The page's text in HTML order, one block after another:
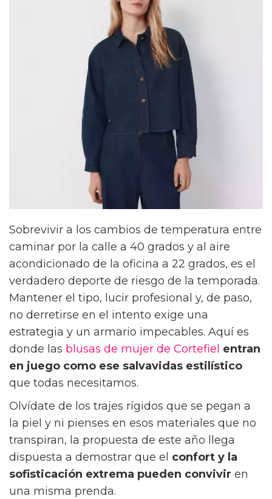
Sobrevivir a los cambios de temperatura entre
caminar por la calle a 40 grados y al aire
acondicionado de la oficina a 22 grados, es el
verdadero deporte de riesgo de la temporada.
Mantener el tipo, lucir profesional y, de paso,
no derretirse en el intento exige una
estrategia y un armario impecables. Aquí es
donde las blusas de mujer de Cortefiel entran
en juego como ese salvavidas estilístico
que todas necesitamos.
Olvídate de los trajes rígidos que se pegan a
la piel y ni pienses en esos materiales que no
transpiran, la propuesta de este año llega
dispuesta a demostrar que el confort y la
sofisticación extrema pueden convivir en
una misma prenda.